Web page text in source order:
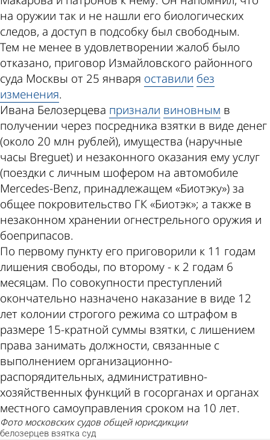
на оружии так и не нашли его биологических
следов, а доступ в подсобку был свободным.
Тем не менее в удовлетворении жалоб было
отказано, приговор Измайловского районного
суда Москвы от 25 января оставили без
изменения.
Ивана Белозерцева признали виновным в
получении через посредника взятки в виде денег
(около 20 млн рублей), имущества (наручные
часы Breguet) и незаконного оказания ему услуг
(поездки с личным шофером на автомобиле
Mercedes-Benz, принадлежащем «Биотэку») за
общее покровительство ГК «Биотэк»; а также в
незаконном хранении огнестрельного оружия и
боеприпасов.
По первому пункту его приговорили к 11 годам
лишения свободы, по второму - к 2 годам 6
месяцам. По совокупности преступлений
окончательно назначено наказание в виде 12
лет колонии строгого режима со штрафом в
размере 15-кратной суммы взятки, с лишением
права занимать должности, связанные с
выполнением организационно-
распорядительных, административно-
хозяйственных функций в госорганах и органах
местного самоуправления сроком на 10 лет.
фото московских судов общей юрисдикции
белозерцев взятка суд